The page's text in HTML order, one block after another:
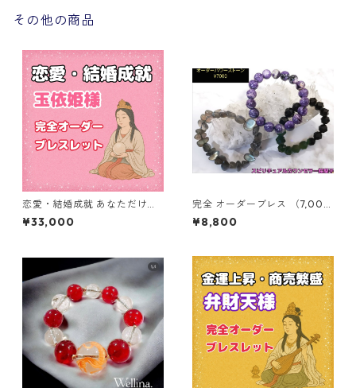
その他の商品
恋愛・結婚成就 あなただけの
特別オーダーブレスレット
¥33,000
完全 オーダーブレス （7,000
円） 世界にたった１つのパワ
ーストーン ★ あなたに必要な
¥8,800